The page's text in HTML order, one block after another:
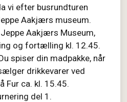
vi efter busrundturen
Aakjærs museum.
Aakjærs Museum,
og fortælling kl. 12.45.
spiser din madpakke, når
drikkevarer ved
Fur ca. kl. 15.45.
del 1.